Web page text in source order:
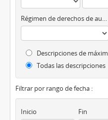
Régimen de derechos de autor
Descripciones de
Todas las descripciones
Filtrar por rango de fecha :
Inicio Fin